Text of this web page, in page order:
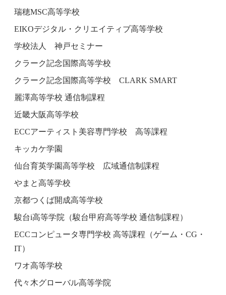
瑞穂MSC高等学校
EIKOデジタル・クリエイティブ高等学校
学校法人 神戸セミナー
クラーク記念国際高等学校
クラーク記念国際高等学校 CLARK SMART
麗澤高等学校 通信制課程
近畿大阪高等学校
ECCアーティスト美容専門学校 高等課程
キッカケ学園
仙台育英学園高等学校 広域通信制課程
やまと高等学校
京都つくば開成高等学校
駿台i高等学院（駿台甲府高等学校 通信制課程）
ECCコンピュータ専門学校 高等課程（ゲーム・CG・
IT）
ワオ高等学校
代々木グローバル高等学院